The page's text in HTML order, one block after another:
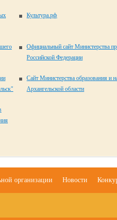
Культура.рф
Официальный сайт Министерства
Российской Федерации
Сайт Министерства образования и
Архангельской области
организации Новости